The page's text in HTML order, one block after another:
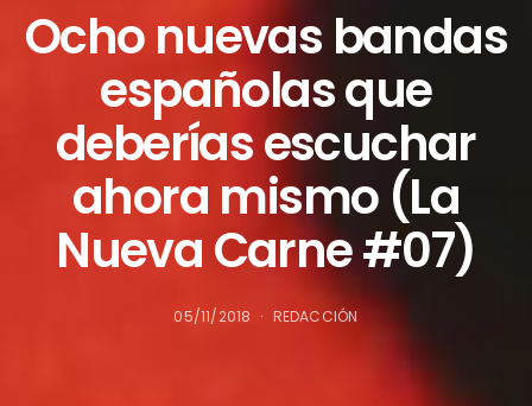
Ocho nuevas bandas
españolas que
deberías escuchar
ahora mismo (La
Nueva Carne #07)
05/11/2018 REDACCIÓN